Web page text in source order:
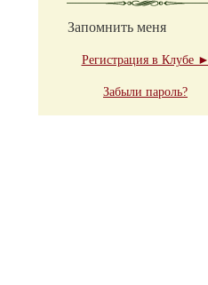
Запомнить меня
Регистрация в Клубе ►
Забыли пароль?